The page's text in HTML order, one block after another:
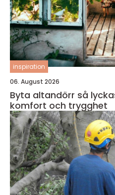
inspiration
06. August 2026
Byta altandörr så lyckas man med ljus,
komfort och trygghet